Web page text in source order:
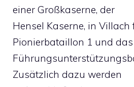
einer Großkaserne, der
Hensel Kaserne, in Villach
Pionierbataillon 1 und das
Zusätzlich dazu werden